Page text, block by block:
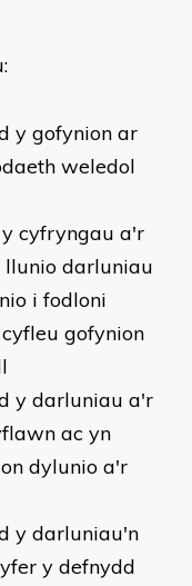
y gofynion ar
weledol
cyfryngau a'r
darluniau
i fodloni
gofynion
y darluniau a'r
ac yn
dylunio a'r
y darluniau'n
y defnydd